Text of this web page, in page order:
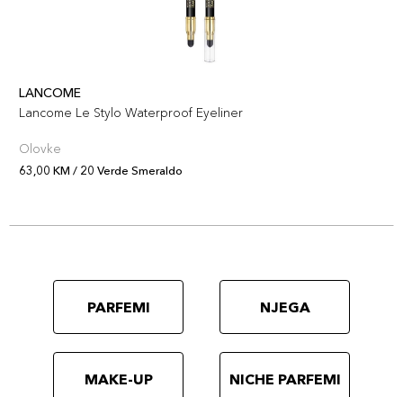
LANCOME
Lancome Le Stylo Waterproof Eyeliner
Olovke
63,00 KM / 20 Verde Smeraldo
PARFEMI NJEGA
MAKE-UP NICHE PARFEMI